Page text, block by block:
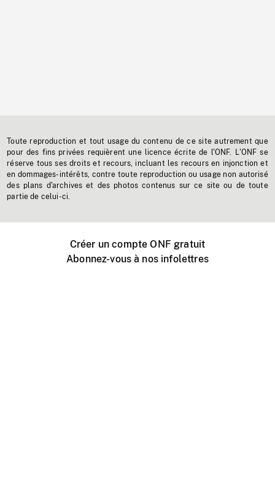
Toute reproduction et tout usage du contenu de ce site autrement que
pour des fins privées requièrent une licence écrite de l'ONF. L'ONF se
réserve tous ses droits et recours, incluant les recours en injonction et
en dommages-intérêts, contre toute reproduction ou usage non autorisé
des plans d'archives et des photos contenus sur ce site ou de toute
partie de celui-ci.
Créer un compte ONF gratuit
Abonnez-vous à nos infolettres